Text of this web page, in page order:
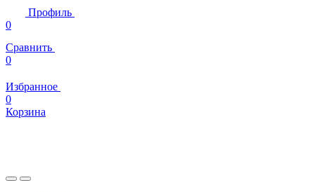
Профиль
0
Сравнить
0
Избранное
0
Корзина